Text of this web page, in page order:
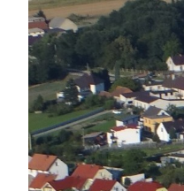
Przejdź do treści